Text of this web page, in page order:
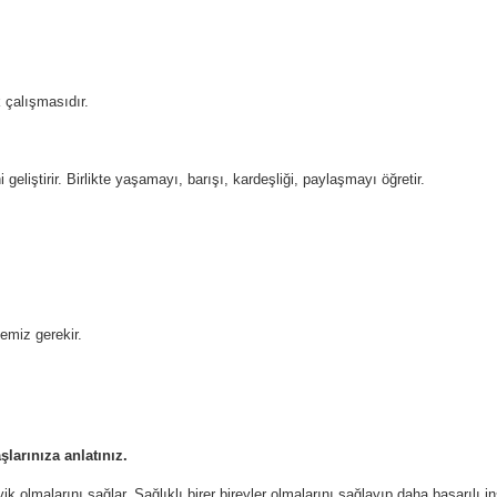
Birlikte yaşamayı, barışı, kardeşliği, paylaşmayı öğretir.
gerekir.
anlatınız.